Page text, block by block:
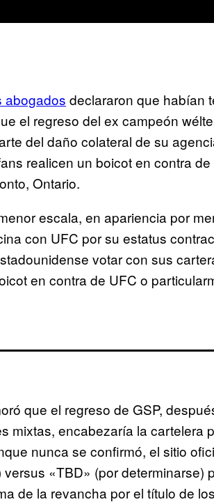
abogados declararon que habían
el regreso del ex campeón
del daño colateral de su
realicen un boicot en contra
Ontario.
escala, en apariencia por
con UFC por su estatus
votar con sus
en contra de UFC o
que el regreso de GSP,
mixtas, encabezaría la cartelera
nunca se confirmó, el sitio
«TBD» (por determinarse)
de la revancha por el título de